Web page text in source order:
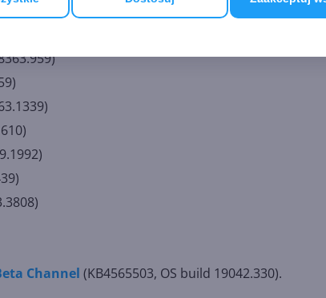
Channel (KB4565503, OS build 19042.330).